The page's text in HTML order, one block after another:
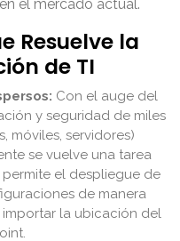
el mercado actual.
Resuelve la
de TI
Con el auge del
y seguridad de miles
móviles, servidores)
se vuelve una tarea
el despliegue de
de manera
la ubicación del